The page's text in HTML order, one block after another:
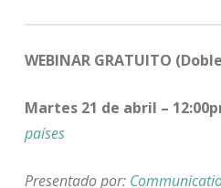
WEBINAR GRATUITO (
Martes 21 de abril –
países
Presentado por: